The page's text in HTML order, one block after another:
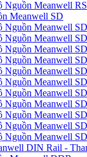
Nguồn Meanwell
Meanwell SD
Nguồn Meanwell
Nguồn Meanwell
Nguồn Meanwell
Nguồn Meanwell
Nguồn Meanwell
Nguồn Meanwell
Nguồn Meanwell
Nguồn Meanwell
Nguồn Meanwell
Nguồn Meanwell
Nguồn Meanwell
DIN Rail -